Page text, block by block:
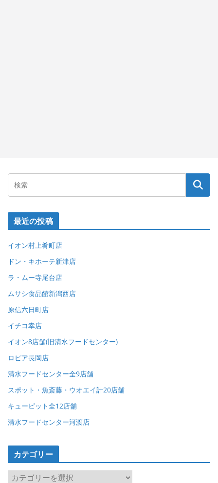
最近の投稿
イオン村上肴町店
ドン・キホーテ新津店
ラ・ムー寺尾台店
ムサシ食品館新潟西店
原信六日町店
イチコ幸店
イオン8店舗(旧清水フードセンター)
ロピア長岡店
清水フードセンター全9店舗
スポット・魚斎藤・ウオエイ計20店舗
キューピット全12店舗
清水フードセンター河渡店
カテゴリー
カ